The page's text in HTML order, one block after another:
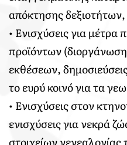
απόκτησης
• Ενισχύσεις για
προϊόντων
εκθέσεων,
το ευρύ κοινό για τα
• Ενισχύσεις στον
ενισχύσεις για νεκρά
στοιχείων